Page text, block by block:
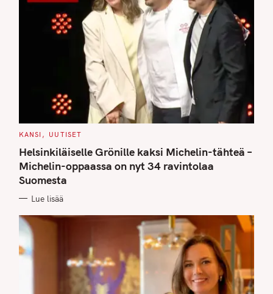
C
T
E
G
O
R
I
S
KANSI UUTISET
Helsinkiläiselle Grönille kaksi Michelin-tähteä –
Michelin-oppaassa on nyt 34 ravintolaa
Suomesta
Lue lisää